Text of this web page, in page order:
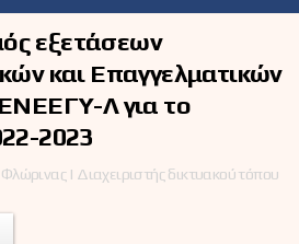
εξετάσεων
και Επαγγελματικών
Λ για το
2023
| Διαχειριστής δικτυακού τόπου